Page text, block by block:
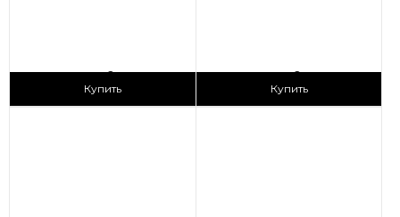
2
Купить
2
Купить